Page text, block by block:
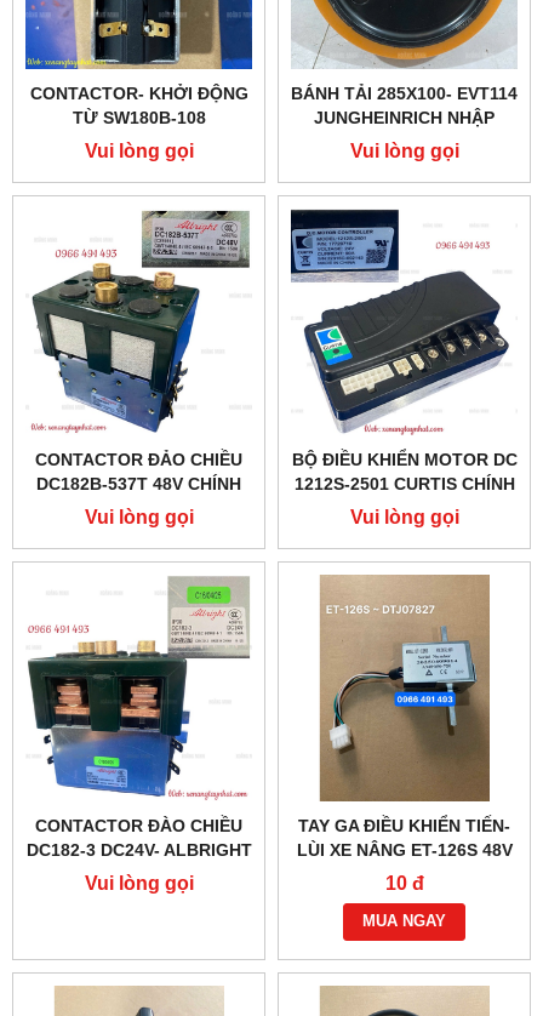
CONTACTOR- KHỞI ĐỘNG
TỪ SW180B-108
DC48V200A, ALBRIGHT
CHÍNH HÃNG
Vui lòng gọi
BÁNH TẢI 285X100- EVT114
JUNGHEINRICH NHẬP
KHẨU
Vui lòng gọi
CONTACTOR ĐẢO CHIỀU
DC182B-537T 48V CHÍNH
HÃNG ALBRIGHT
Vui lòng gọi
BỘ ĐIỀU KHIỂN MOTOR DC
1212S-2501 CURTIS CHÍNH
HÃNG
Vui lòng gọi
CONTACTOR ĐÀO CHIỀU
DC182-3 DC24V- ALBRIGHT
CHÍNH HÃNG
Vui lòng gọi
TAY GA ĐIỀU KHIỂN TIẾN-
LÙI XE NÂNG ET-126S 48V
(6 DÂY)
10 đ
MUA NGAY